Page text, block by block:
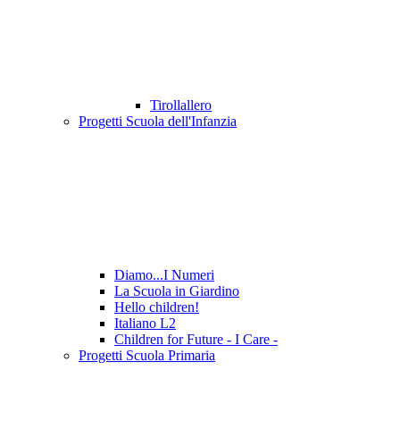
Tirollallero
Progetti Scuola dell'Infanzia
Diamo...I Numeri
La Scuola in Giardino
Hello children!
Italiano L2
Children for Future - I Care -
Progetti Scuola Primaria